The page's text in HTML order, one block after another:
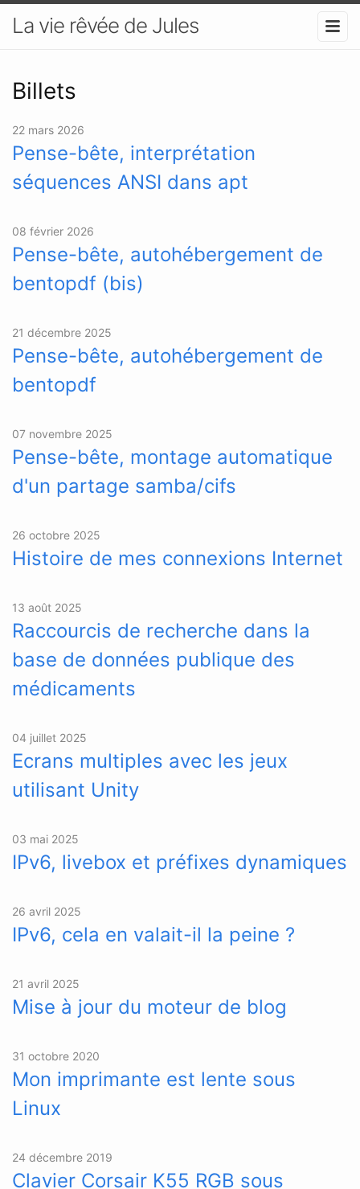
La vie rêvée de Jules
Billets
22 mars 2026
Pense-bête, interprétation
séquences ANSI dans apt
08 février 2026
Pense-bête, autohébergement de
bentopdf (bis)
21 décembre 2025
Pense-bête, autohébergement de
bentopdf
07 novembre 2025
Pense-bête, montage automatique
d'un partage samba/cifs
26 octobre 2025
Histoire de mes connexions Internet
13 août 2025
Raccourcis de recherche dans la
base de données publique des
médicaments
04 juillet 2025
Ecrans multiples avec les jeux
utilisant Unity
03 mai 2025
IPv6, livebox et préfixes dynamiques
26 avril 2025
IPv6, cela en valait-il la peine ?
21 avril 2025
Mise à jour du moteur de blog
31 octobre 2020
Mon imprimante est lente sous
Linux
24 décembre 2019
Clavier Corsair K55 RGB sous